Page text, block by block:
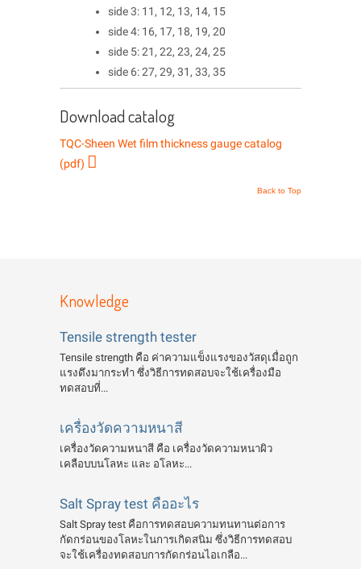
side 3: 11, 12, 13, 14, 15
side 4: 16, 17, 18, 19, 20
side 5: 21, 22, 23, 24, 25
side 6: 27, 29, 31, 33, 35
Download catalog
TQC-Sheen Wet film thickness gauge catalog
(pdf)
Back to Top
Knowledge
Tensile strength tester
Tensile strength คือ ค่าความแข็งแรงของวัสดุเมื่อถูก
แรงดึงมากระทำ ซึ่งวิธีการทดสอบจะใช้เครื่องมือ
ทดสอบที่...
เครื่องวัดความหนาสี
เครื่องวัดความหนาสี คือ เครื่องวัดความหนาผิว
เคลือบบนโลหะ และ อโลหะ...
Salt Spray test คืออะไร
Salt Spray test คือการทดสอบความทนทานต่อการ
กัดกร่อนของโลหะในการเกิดสนิม ซึ่งวิธีการทดสอบ
จะใช้เครื่องทดสอบการกัดกร่อนไอเกลือ...